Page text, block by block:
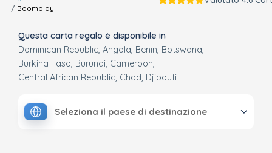
Boomplay
Questa carta regalo è disponibile in
Dominican Republic Angola Benin Botswana
Burkina Faso Burundi Cameroon
Central African Republic Chad Djibouti
Seleziona il paese di destinazione